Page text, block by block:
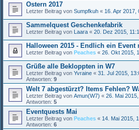
Ostern 2017
Letzter Beitrag von Sumpfkuh « 16. Apr 2017,
Sammelquest Geschenkefabrik
Letzter Beitrag von Laara « 20. Dez 2015,
Halloween 2015 - Endlich ein Event
Letzter Beitrag von Peaches « 26. Okt 2015,
Grüße alle Bekloppten in W7
Letzter Beitrag von Yvraine « 31. Jul 2015,
Antworten: 9
Welt 7 abgestürzt? Items Fehlen?
Letzter Beitrag von Amun(W7) « 26. Mai
Antworten: 5
Eventquests Mai
Letzter Beitrag von Peaches « 14. Mai 2015,
Antworten: 6